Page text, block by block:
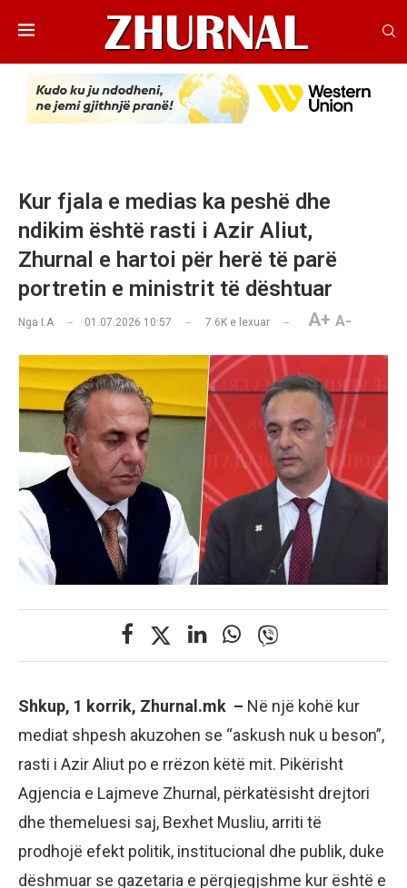
Kur fjala e medias ka peshë dhe
ndikim është rasti i Azir Aliut,
Zhurnal e hartoi për herë të parë
portretin e ministrit të dështuar
Nga I.A 01.07.2026 10:57 7.6K e lexuar A+ A-
Shkup, 1 korrik, Zhurnal.mk – Në një kohë kur
mediat shpesh akuzohen se “askush nuk u beson”,
rasti i Azir Aliut po e rrëzon këtë mit. Pikërisht
Agjencia e Lajmeve Zhurnal, përkatësisht drejtori
dhe themeluesi saj, Bexhet Musliu, arriti të
prodhojë efekt politik, institucional dhe publik, duke
dëshmuar se gazetaria e përgjegjshme kur është e